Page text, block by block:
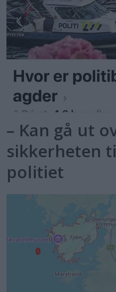
– Kan gå ut
sikkerheten
politiet